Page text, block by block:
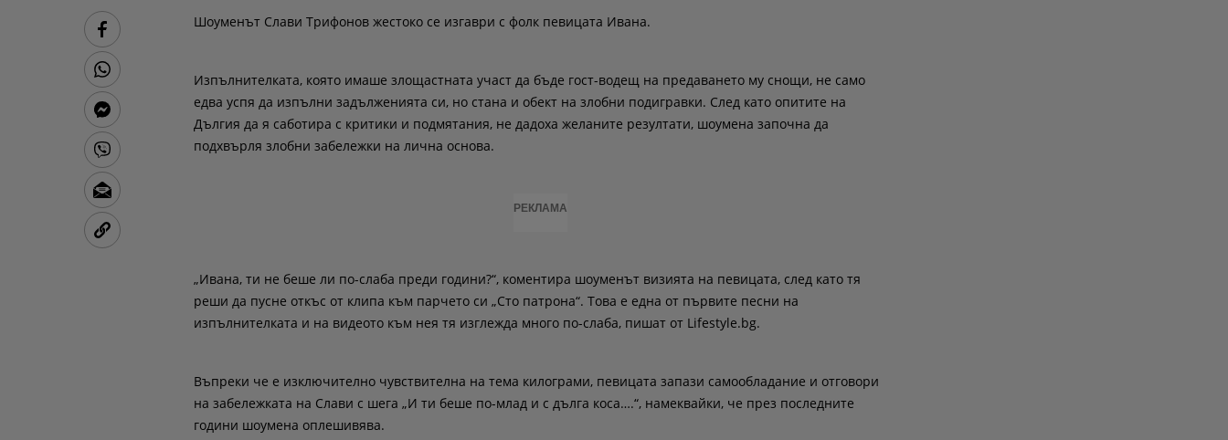
Шоуменът Слави Трифонов жестоко се изгаври с фолк певицата Ивана.
Изпълнителката, която имаше злощастната участ да бъде гост-водещ на предаването му снощи, не само
едва успя да изпълни задълженията си, но стана и обект на злобни подигравки. След като опитите на
Дългия да я саботира с критики и подмятания, не дадоха желаните резултати, шоумена започна да
подхвърля злобни забележки на лична основа.
РЕКЛАМА
„Ивана, ти не беше ли по-слаба преди години?“, коментира шоуменът визията на певицата, след като тя
реши да пусне откъс от клипа към парчето си „Сто патрона“. Това е една от първите песни на
изпълнителката и на видеото към нея тя изглежда много по-слаба, пишат от Lifestyle.bg.
Въпреки че е изключително чувствителна на тема килограми, певицата запази самообладание и отговори
на забележката на Слави с шега „И ти беше по-млад и с дълга коса….“, намеквайки, че през последните
години шоумена оплешивява.